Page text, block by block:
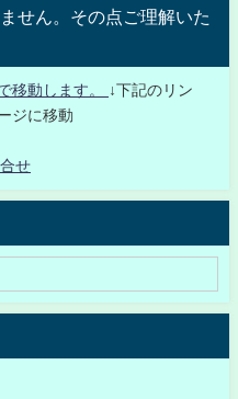
せん。その点ご理解いた
移動します。
↓下記のリン
ジに移動
せ